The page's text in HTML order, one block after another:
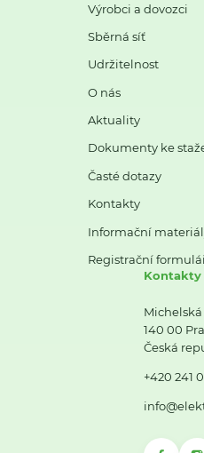
Výrobci a dovozci
Sběrná síť
Udržitelnost
O nás
Aktuality
Dokumenty ke
Časté dotazy
Kontakty
Informační
Registrační
Kontakty
140 00
Česká
+420 241